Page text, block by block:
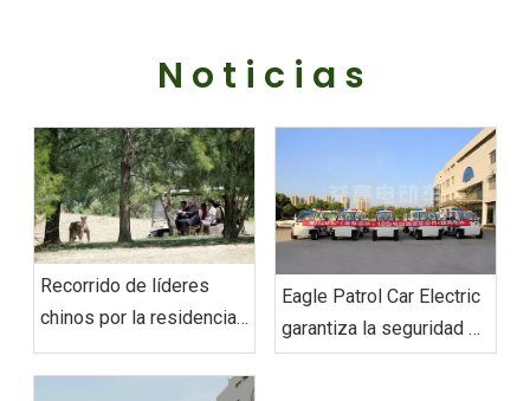
Noticias
Recorrido de líderes
chinos por la residencia
del gobernador general
australiano con carritos
‌Eagle Patrol Car Electric
garantiza la seguridad en
la cumbre BRICS